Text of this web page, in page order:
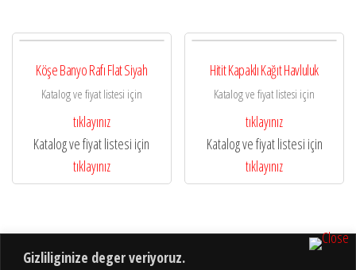
Gizliliginize deger veriyoruz.
Köşe Banyo Rafı Flat Siyah
Katalog ve fiyat listesi için
tıklayınız
Katalog ve fiyat listesi için
tıklayınız
Hitit Kapaklı Kağıt Havluluk
Katalog ve fiyat listesi için
tıklayınız
Katalog ve fiyat listesi için
tıklayınız